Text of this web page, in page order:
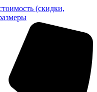
(скидки,